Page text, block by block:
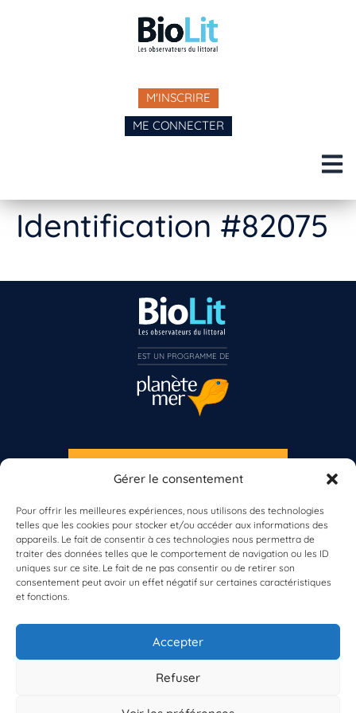
Gérer le consentement
Pour offrir les meilleures expériences, nous utilisons des technologies
telles que les cookies pour stocker et/ou accéder aux informations des
appareils. Le fait de consentir à ces technologies nous permettra de
traiter des données telles que le comportement de navigation ou les ID
uniques sur ce site. Le fait de ne pas consentir ou de retirer son
consentement peut avoir un effet négatif sur certaines caractéristiques
et fonctions.
Accepter
Refuser
M'INSCRIRE
ME CONNECTER
Identification #82075
À propos de BioLit
Vos données d'observation
Ressources
Résultats du programme
Contacts
S'INSCRIRE À LA NEWSLETTER
Vous n’êtes pas encore inscrit à Biolit ?
Inscrivez-vous dès maintenant